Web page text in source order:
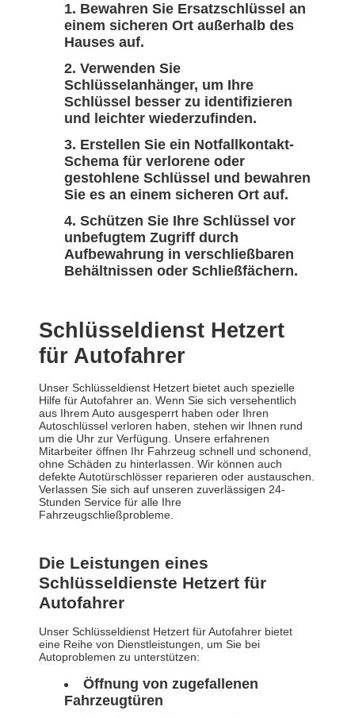
Bewahren Sie Ersatzschlüssel an
einem sicheren Ort außerhalb des
Hauses auf.
Verwenden Sie
Schlüsselanhänger, um Ihre
Schlüssel besser zu identifizieren
und leichter wiederzufinden.
Erstellen Sie ein Notfallkontakt-
Schema für verlorene oder
gestohlene Schlüssel und bewahren
Sie es an einem sicheren Ort auf.
Schützen Sie Ihre Schlüssel vor
unbefugtem Zugriff durch
Aufbewahrung in verschließbaren
Behältnissen oder Schließfächern.
Schlüsseldienst Hetzert
für Autofahrer
Unser Schlüsseldienst Hetzert bietet auch spezielle
Hilfe für Autofahrer an. Wenn Sie sich versehentlich
aus Ihrem Auto ausgesperrt haben oder Ihren
Autoschlüssel verloren haben, stehen wir Ihnen rund
um die Uhr zur Verfügung. Unsere erfahrenen
Mitarbeiter öffnen Ihr Fahrzeug schnell und schonend,
ohne Schäden zu hinterlassen. Wir können auch
defekte Autotürschlösser reparieren oder austauschen.
Verlassen Sie sich auf unseren zuverlässigen 24-
Stunden Service für alle Ihre
Fahrzeugschließprobleme.
Die Leistungen eines
Schlüsseldienste Hetzert für
Autofahrer
Unser Schlüsseldienst Hetzert für Autofahrer bietet
eine Reihe von Dienstleistungen, um Sie bei
Autoproblemen zu unterstützen:
Öffnung von zugefallenen
Fahrzeugtüren